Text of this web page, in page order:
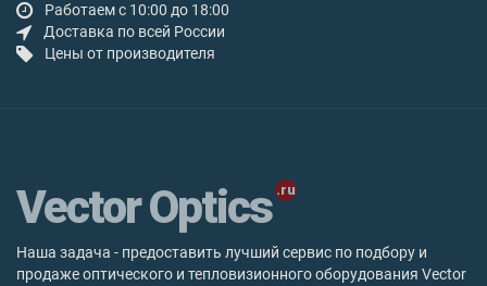
Работаем с 10:00 до 18:00
Доставка по всей России
Цены от производителя
Vector Optics
Наша задача - предоставить лучший сервис по подбору и
продаже оптического и тепловизионного оборудования Vector